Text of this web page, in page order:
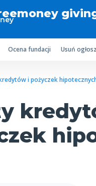
Ocena fundacji Usuń
i pożyczek